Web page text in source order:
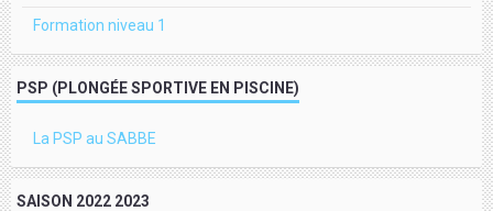
Formation niveau 1
PSP (PLONGÉE SPORTIVE EN PISCINE)
La PSP au SABBE
SAISON 2022 2023